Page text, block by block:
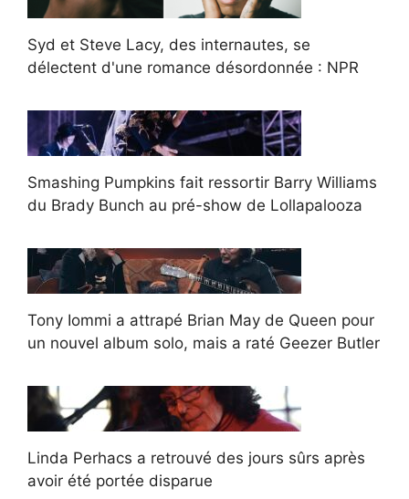
Syd et Steve Lacy, des internautes, se
délectent d'une romance désordonnée : NPR
Smashing Pumpkins fait ressortir Barry Williams
du Brady Bunch au pré-show de Lollapalooza
Tony Iommi a attrapé Brian May de Queen pour
un nouvel album solo, mais a raté Geezer Butler
Linda Perhacs a retrouvé des jours sûrs après
avoir été portée disparue